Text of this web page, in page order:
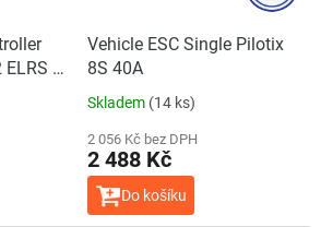
+
Vehicle ESC Single Pilotix
8S 40A
Skladem (14 ks)
2 056 Kč bez DPH
2 488 Kč
Do košíku